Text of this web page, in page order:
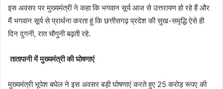
इस अवसर पर मुख्यमंत्री ने कहा कि भगवान सूर्य आज से उत्तरायण हो रहे हैं और
मैं भगवान सूर्य से प्रार्थना करता हूं कि छत्तीसगढ़ प्रदेश की सुख-समृद्धि ऐसे ही
दिन दुगनी, रात चौगुनी बढ़ती रहे.
तातापानी में मुख्यमंत्री की घोषणाएं
मुख्यमंत्री भूपेश बघेल ने इस अवसर बड़ी घोषणाएं करते हुए 25 करोड़ रूपए की